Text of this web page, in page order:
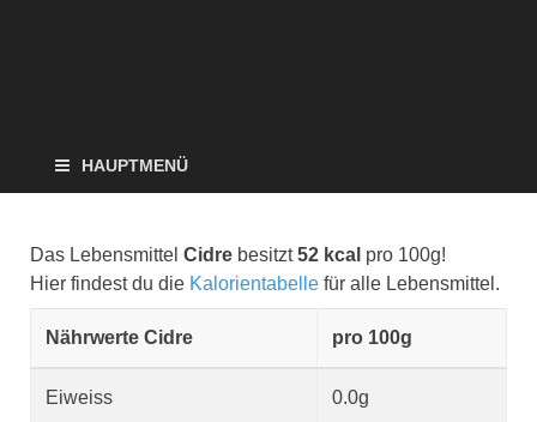
HAUPTMENÜ
Das Lebensmittel Cidre besitzt52 kcal pro 100g!
Hier findest du die Kalorientabelle für alle Lebensmittel.
Nährwerte Cidre pro 100g
Eiweiss 0.0g